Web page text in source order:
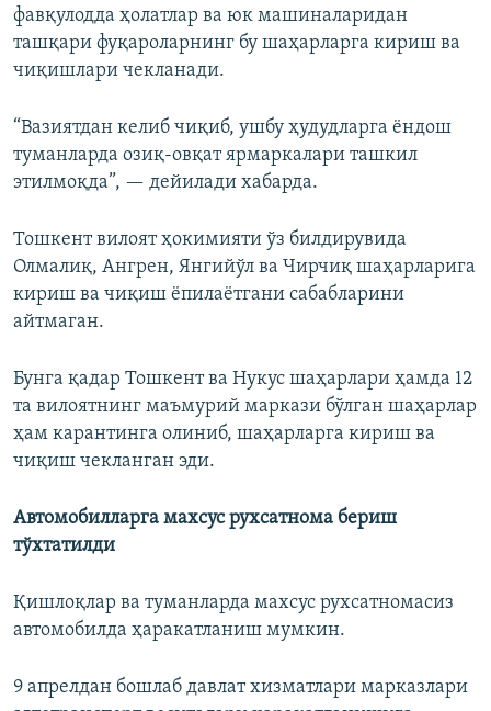
фавқулодда ҳолатлар ва юк машиналаридан
ташқари фуқароларнинг бу шаҳарларга кириш ва
чиқишлари чекланади.
“Вазиятдан келиб чиқиб, ушбу ҳудудларга ёндош
туманларда озиқ-овқат ярмаркалари ташкил
этилмоқда”, — дейилади хабарда.
Тошкент вилоят ҳокимияти ўз билдирувида
Олмалиқ, Ангрен, Янгийўл ва Чирчиқ шаҳарларига
кириш ва чиқиш ёпилаётгани сабабларини
айтмаган.
Бунга қадар Тошкент ва Нукус шаҳарлари ҳамда 12
та вилоятнинг маъмурий маркази бўлган шаҳарлар
ҳам карантинга олиниб, шаҳарларга кириш ва
чиқиш чекланган эди.
Автомобилларга махсус рухсатнома бериш
тўхтатилди
Қишлоқлар ва туманларда махсус рухсатномасиз
автомобилда ҳаракатланиш мумкин.
9 апрелдан бошлаб давлат хизматлари марказлари